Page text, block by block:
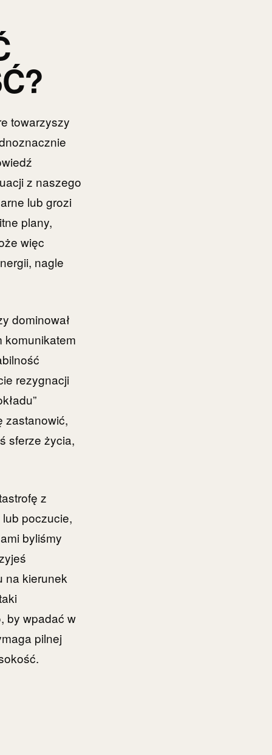
towarzyszy
z naszego
lub grozi
plany,
więc
nagle
dominował
komunikatem
rezygnacji
zastanowić,
sferze życia,
z
poczucie,
byliśmy
na kierunek
by wpadać w
pilnej